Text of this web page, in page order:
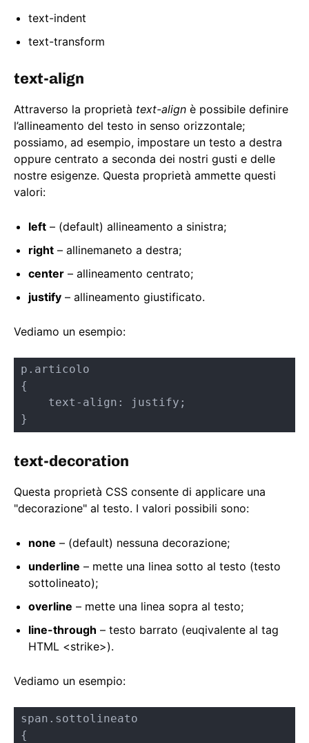
text-indent
text-transform
text-align
Attraverso la proprietà text-align è possibile definire
l’allineamento del testo in senso orizzontale;
possiamo, ad esempio, impostare un testo a destra
oppure centrato a seconda dei nostri gusti e delle
nostre esigenze. Questa proprietà ammette questi
valori:
left – (default) allineamento a sinistra;
right – allinemaneto a destra;
center – allineamento centrato;
justify – allineamento giustificato.
Vediamo un esempio:
p.articolo
{
}
text-decoration
Questa proprietà CSS consente di applicare una
"decorazione" al testo. I valori possibili sono:
none – (default) nessuna decorazione;
underline – mette una linea sotto al testo (testo
sottolineato);
overline – mette una linea sopra al testo;
line-through – testo barrato (euqivalente al tag
HTML <strike>).
Vediamo un esempio:
span.sottolineato
{